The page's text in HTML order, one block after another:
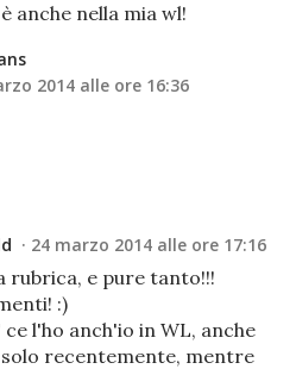
anche nella mia wl!
2014 alle ore 16:36
24 marzo 2014 alle ore 17:16
rubrica, e pure tanto!!!
:)
l'ho anch'io in WL, anche
recentemente, mentre